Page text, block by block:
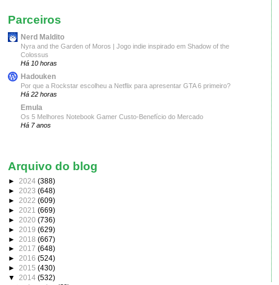
Parceiros
Nerd Maldito
Nyra and the Garden of Moros | Jogo indie inspirado em Shadow of the
Colossus
Há 10 horas
Hadouken
Por que a Rockstar escolheu a Netflix para apresentar GTA 6 primeiro?
Há 22 horas
Emula
Os 5 Melhores Notebook Gamer Custo-Benefício do Mercado
Há 7 anos
Arquivo do blog
► 2024 (388)
► 2023 (648)
► 2022 (609)
► 2021 (669)
► 2020 (736)
► 2019 (629)
► 2018 (667)
► 2017 (648)
► 2016 (524)
► 2015 (430)
▼ 2014 (532)